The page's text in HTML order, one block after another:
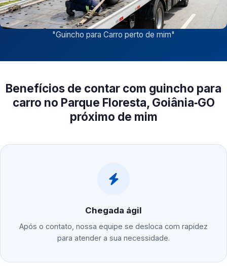
"Guincho para Carro perto de mim"
Benefícios de contar com guincho para
carro no Parque Floresta, Goiânia‑GO
próximo de mim
Chegada ágil
Após o contato, nossa equipe se desloca com rapidez
para atender a sua necessidade.